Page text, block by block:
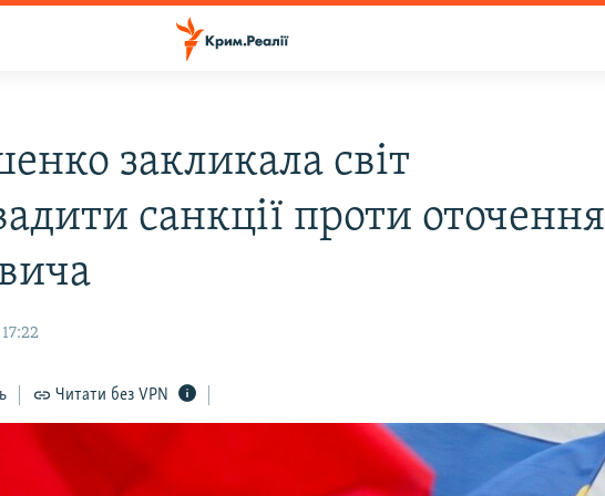
закликала світ
санкції проти оточення
Читати без VPN